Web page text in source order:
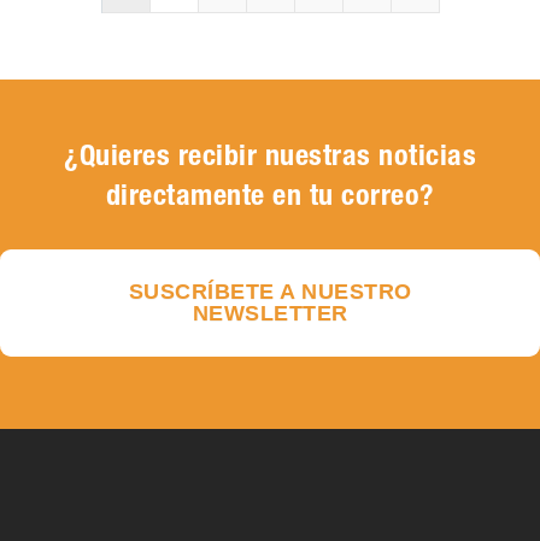
¿Quieres recibir nuestras noticias
directamente en tu correo?
SUSCRÍBETE A NUESTRO
NEWSLETTER